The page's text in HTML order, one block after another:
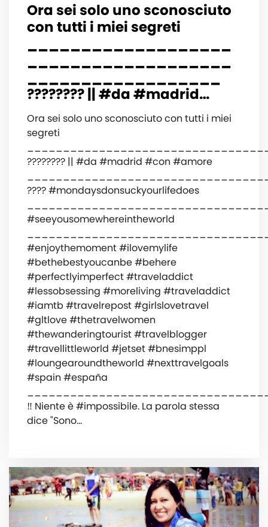
Ora sei solo uno sconosciuto
con tutti i miei segreti️
???????? || #da #madrid…
Ora sei solo uno sconosciuto con tutti i miei
segreti️
???????? || #da #madrid #con #amore
???? #mondaysdonsuckyourlifedoes
#seeyousomewhereintheworld
#enjoythemoment #ilovemylife
#bethebestyoucanbe #behere
#perfectlyimperfect #traveladdict
#lessobsessing #moreliving #traveladdict
#iamtb #travelrepost #girlslovetravel
#gltlove #thetravelwomen
#thewanderingtourist #travelblogger
#travellittleworld #jetset #bnesimppl
#loungearoundtheworld #nexttravelgoals
#spain #españa
‼️ Niente è #impossibile. La parola stessa
dice "Sono…